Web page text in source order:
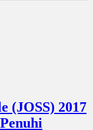
(JOSS) 2017